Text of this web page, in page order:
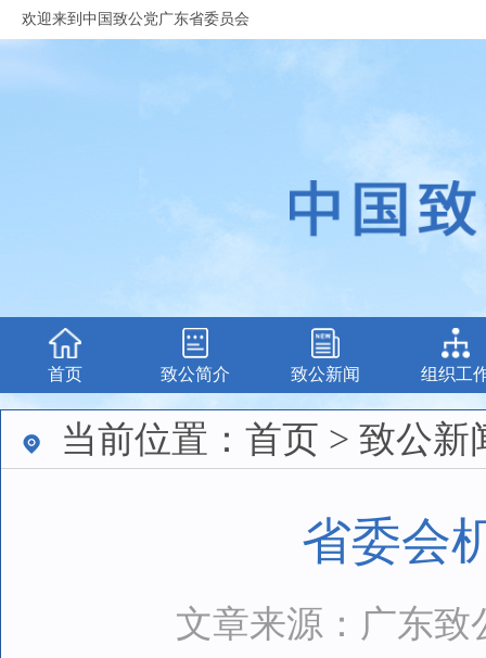
欢迎来到中国致公党广东省委员会
首页 致公简介 致公新闻 组织工
当前位置：首页 > 致公新
省委会
文章来源：广东致